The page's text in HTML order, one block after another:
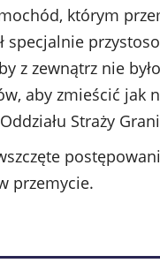
którym
specjalnie
z zewnątrz nie
aby zmieścić jak
Straży
przemycie.